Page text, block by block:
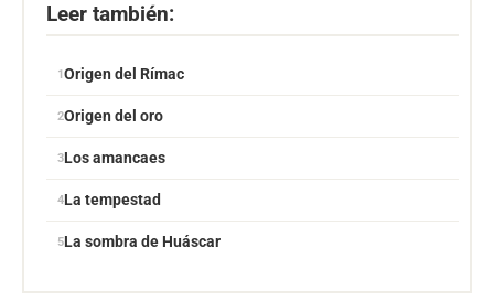
Leer también:
Origen del Rímac
Origen del oro
Los amancaes
La tempestad
La sombra de Huáscar